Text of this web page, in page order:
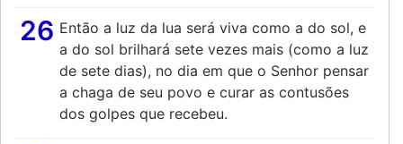
26 Então a luz da lua será viva como a do sol, e
a do sol brilhará sete vezes mais (como a luz
de sete dias), no dia em que o Senhor pensar
a chaga de seu povo e curar as contusões
dos golpes que recebeu.